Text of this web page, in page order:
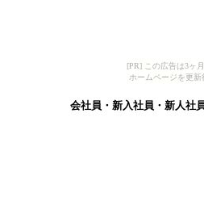
[PR] この広告は3ヶ
ホームページを更
会社員・新入社員・新人社